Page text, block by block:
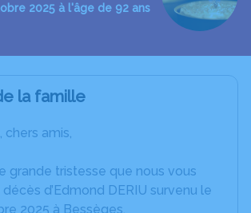
2025 à l'âge de 92 ans
la famille
chers amis,
grande tristesse que nous vous
d’Edmond DERIU survenu le
2025 à Bessèges.